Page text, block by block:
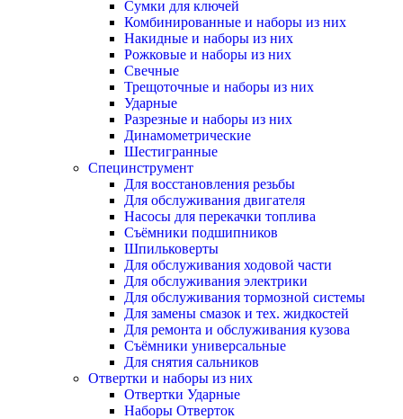
Сумки для ключей
Комбинированные и наборы из них
Накидные и наборы из них
Рожковые и наборы из них
Свечные
Трещоточные и наборы из них
Ударные
Разрезные и наборы из них
Динамометрические
Шестигранные
Специнструмент
Для восстановления резьбы
Для обслуживания двигателя
Насосы для перекачки топлива
Съёмники подшипников
Шпильковерты
Для обслуживания ходовой части
Для обслуживания электрики
Для обслуживания тормозной системы
Для замены смазок и тех. жидкостей
Для ремонта и обслуживания кузова
Съёмники универсальные
Для снятия сальников
Отвертки и наборы из них
Отвертки Ударные
Наборы Отверток